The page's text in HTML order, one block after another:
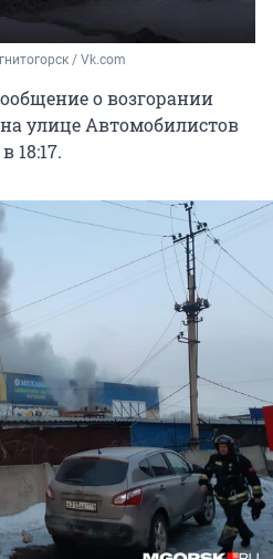
/ Vk.com
о возгорании
улице Автомобилистов
18:17.